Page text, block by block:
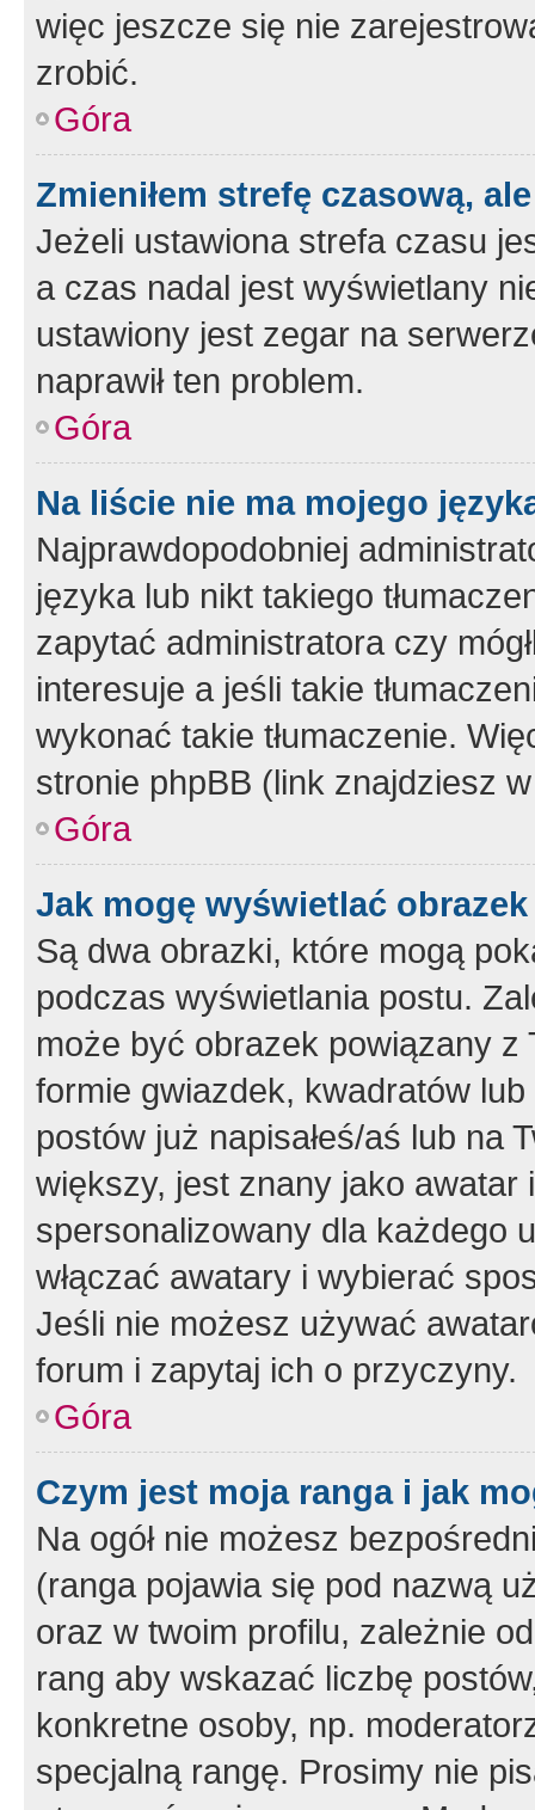
więc jeszcze się nie
zrobić.
Góra
Zmieniłem strefę czasową,
Jeżeli ustawiona strefa czasu
a czas nadal jest wyświetlany
ustawiony jest zegar na
naprawił ten problem.
Góra
Na liście nie ma mojego
Najprawdopodobniej
języka lub nikt takiego
zapytać administratora czy
interesuje a jeśli takie
wykonać takie tłumaczenie.
stronie phpBB (link znajdziesz
Góra
Jak mogę wyświetlać
Są dwa obrazki, które mogą
podczas wyświetlania postu.
może być obrazek powiązany z
formie gwiazdek, kwadratów
postów już napisałeś/aś lub na
większy, jest znany jako
spersonalizowany dla każdego
włączać awatary i wybierać
Jeśli nie możesz używać
forum i zapytaj ich o przyczyny.
Góra
Czym jest moja ranga i jak
Na ogół nie możesz
(ranga pojawia się pod nazwą
oraz w twoim profilu, zależnie
rang aby wskazać liczbę
konkretne osoby, np.
specjalną rangę. Prosimy nie